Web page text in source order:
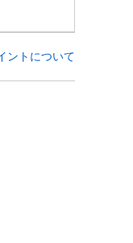
ントについて